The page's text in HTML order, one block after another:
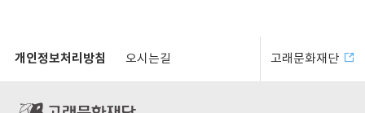
개인정보처리방침 오시는길 고래문화재단